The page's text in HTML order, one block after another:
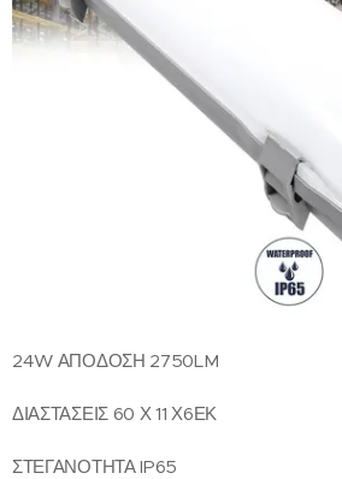
24W ΑΠΟΔΟΣΗ 2750LM
ΔΙΑΣΤΑΣΕΙΣ 60 Χ 11 Χ6ΕΚ
ΣΤΕΓΑΝΟΤΗΤΑ IP65